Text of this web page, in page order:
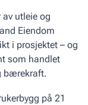
utleie og
Eiendom
i prosjektet – og
som handlet
bærekraft.
på 21